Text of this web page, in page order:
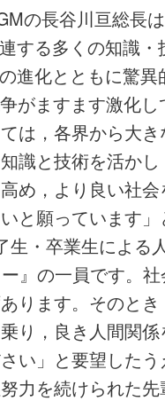
の長谷川亘総長
する多くの知識
進化とともに驚
がますます激化
は，各界から大
識と技術を活か
め，より良い社
と願っています
生・卒業生による
』の一員です。
ります。そのと
り，良き人間関
い」と要望した
力を続けられた